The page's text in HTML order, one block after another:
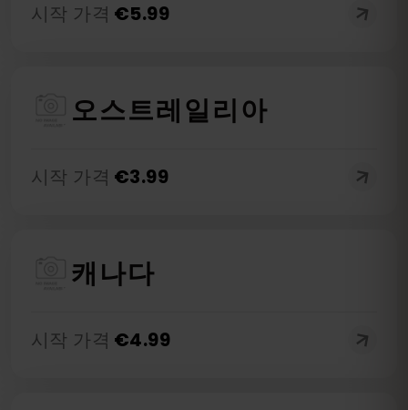
시작 가격 €5.99
오스트레일리아
시작 가격 €3.99
캐나다
시작 가격 €4.99